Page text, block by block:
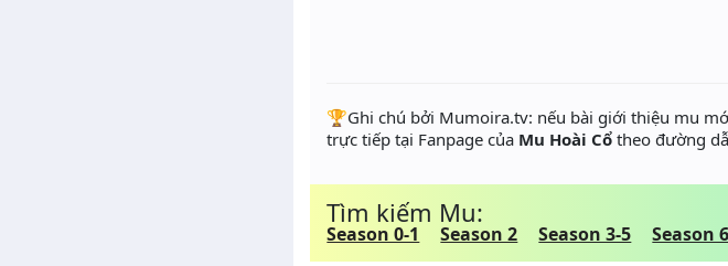
️🏆Ghi chú bởi Mumoira.tv: nếu bài giới thiệu mu
trực tiếp tại Fanpage của Mu Hoài Cổ theo đường
Tìm kiếm Mu:
Season 0-1 Season 2 Season 3-5 Season 6